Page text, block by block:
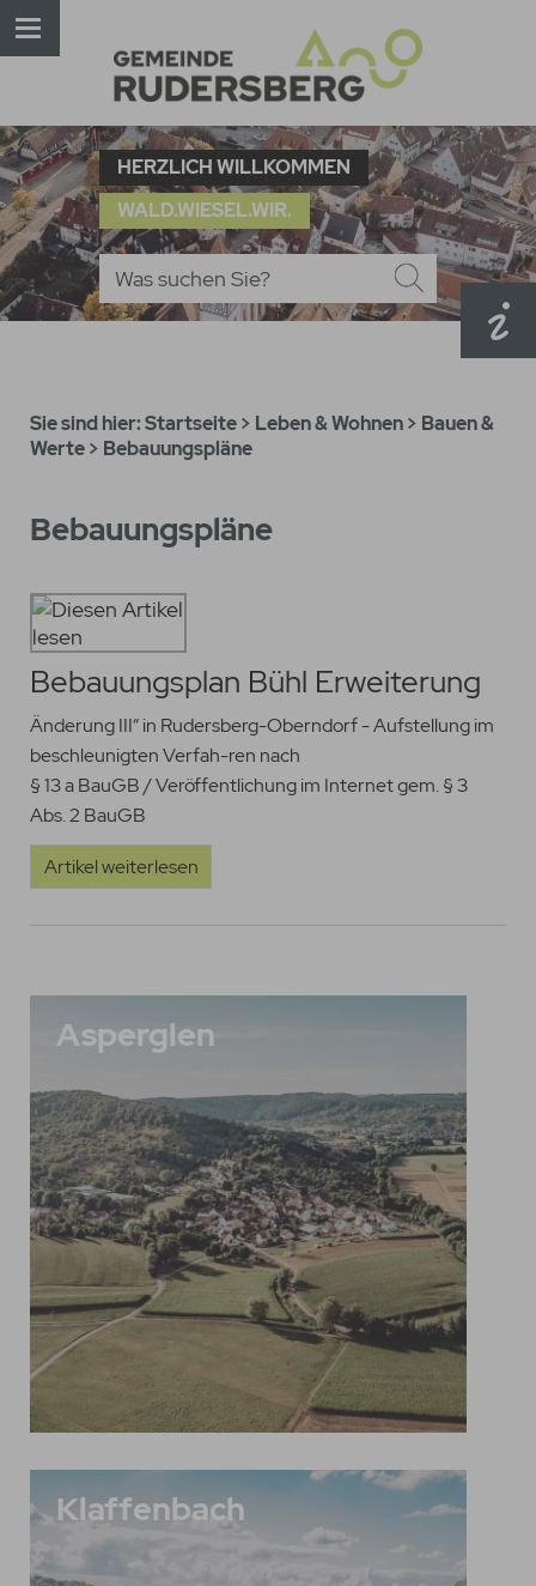
HERZLICH WILLKOMMEN
WALD.WIESEL.WIR.
Sie sind hier:Startseite> Leben & Wohnen> Bauen &
Werte> Bebauungspläne
Bebauungspläne
Bebauungsplan Bühl Erweiterung
Änderung III“ in Rudersberg-Oberndorf - Aufstellung im
beschleunigten Verfah-ren nach
§ 13 a BauGB / Veröffentlichung im Internet gem. § 3
Abs. 2 BauGB
Artikel weiterlesen
Asperglen
Klaffenbach